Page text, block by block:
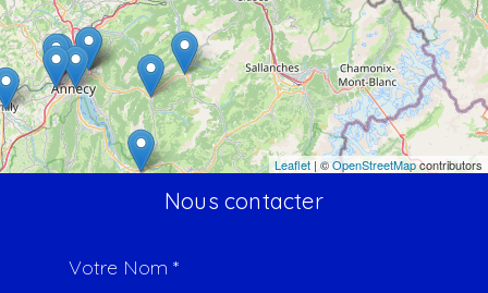
Leaflet | ©OpenStreetMapcontributors
Nous contacter